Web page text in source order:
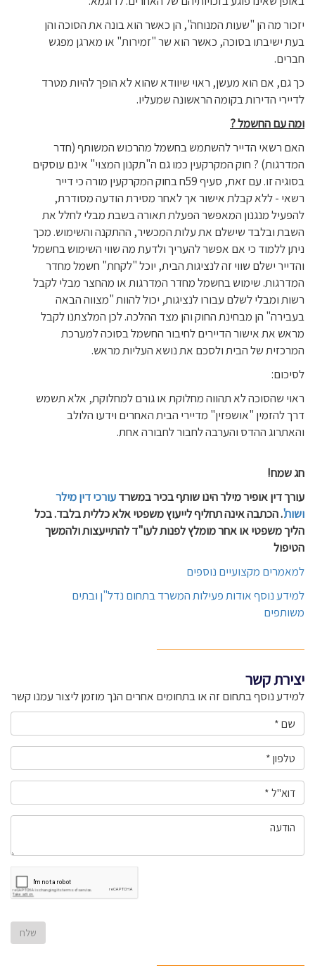
יזכור מה הן "שעות המנוחה", הן כאשר הוא בונה את הסוכה והן
בעת ישיבתו בסוכה, כאשר הוא שר "זמירות" או מארגן מפגש
חברים.
כך גם, אם הוא מעשן, ראוי שיוודא שהוא לא הופך להיות מטרד
לדיירי הדירות בקומה הראשונה שמעליו.
ומה עם החשמל ?
האם רשאי הדייר להשתמש בחשמל מהרכוש המשותף (חדר
המדרגות) ? חוק המקרקעין כמו גם ה"תקנון המצוי" אינם עוסקים
בסוגיה זו. עם זאת, סעיף 59ח בחוק המקרקעין מורה כי דייר
רשאי - ללא קבלת אישור אך לאחר מסירת הודעה מסודרת,
להפעיל מנגנון המאפשר הפעלת תאורה בשבת מבלי לחלל את
השבת ובלבד שישלם את עלות המכשיר, ההתקנה והשימוש. מכך
ניתן ללמוד כי אם אפשר להעריך ולדעת מה שווי השימוש בחשמל
והדייר ישלם שווי זה לנציגות הבית, יוכל "לקחת" חשמל מחדר
המדרגות. שימוש בחשמל מחדר המדרגות או מהחצר מבלי לקבל
רשות ומבלי לשלם עבורו לנציגות, יכול להוות "מצווה הבאה
בעבירה" הן מבחינת החוק והן מצד ההלכה. לכן המלצתנו לקבל
מראש את אישור הדיירים לחיבור החשמל בסוכה למערכת
המרכזית של הבית ולסכם את נושא העליות מראש.
לסיכום:
ראוי שהסוכה לא תהווה מחלוקת או גורם למחלוקת, אלא תשמש
דרך להזמין "אושפזין" מדיירי הבית האחרים וידעו הלולב
והאתרוג ההדס והערבה לחבור לחבורה אחת.
חג שמח!
עורך דיןאופיר מילרהינו שותף בכיר במשרדעורכי דין מילר
ושות'. הכתבה אינה תחליף לייעוץ משפטי אלא כללית בלבד. בכל
הליך משפטי או אחר מומלץ לפנות לעו"ד להתייעצות ולהמשך
הטיפול
למאמרים מקצועיים נוספים
למידע נוסף אודות פעילות המשרד בתחום נדל"ן ובתים
משותפים
יצירת קשר
למידע נוסף בתחום זה או בתחומים אחרים הנך מוזמן ליצור עמנו קשר